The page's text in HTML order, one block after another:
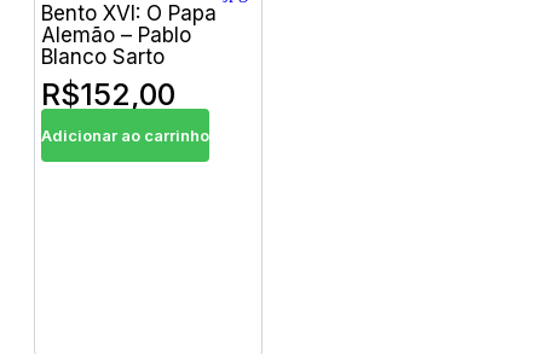
Bento XVI: O Papa
Alemão – Pablo
Blanco Sarto
R$152,00
Adicionar ao carrinho